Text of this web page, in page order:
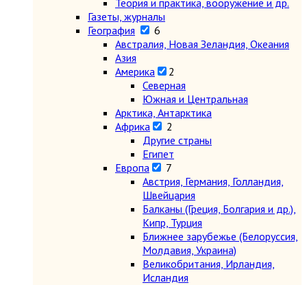
Теория и практика, вооружение и др.
Газеты, журналы
География
6
Австралия, Новая Зеландия, Океания
Азия
Америка
2
Северная
Южная и Центральная
Арктика, Антарктика
Африка
2
Другие страны
Египет
Европа
7
Австрия, Германия, Голландия,
Швейцария
Балканы (Греция, Болгария и др.),
Кипр, Турция
Ближнее зарубежье (Белоруссия,
Молдавия, Украина)
Великобритания, Ирландия,
Исландия